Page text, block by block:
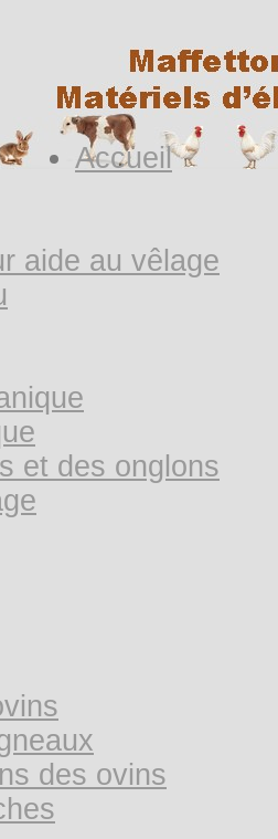
Accueil
aide au vêlage
et des onglons
des ovins